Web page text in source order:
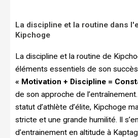
La discipline et la routine dans
Kipchoge
La discipline et la routine de
éléments essentiels de son
« Motivation + Discipline =
de son approche de
statut d’athlète d’élite, Kipchoge
stricte et une grande humilité. Il
d’entrainement en altitude à